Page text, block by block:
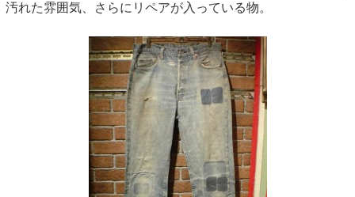
汚れた雰囲気、さらにリペアが入っている物。